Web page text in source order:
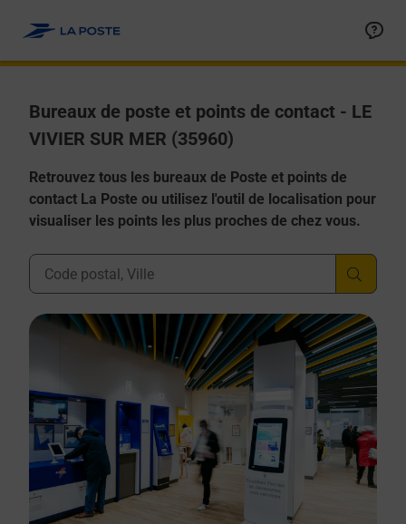
Bureaux de poste et points de contact - LE
VIVIER SUR MER (35960)
Retrouvez tous les bureaux de Poste et points de
contact La Poste ou utilisez l'outil de localisation pour
visualiser les points les plus proches de chez vous.
Ville, Département, Code Postal